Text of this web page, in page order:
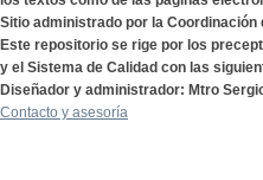
Sitio administrado por la Coordinación
Este repositorio se rige por los
y el Sistema de Calidad con las
Diseñador y administrador: Mtro
Contacto y asesoría